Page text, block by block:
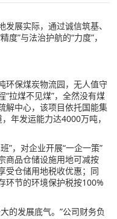
展实际，通过诚信筑基、
”与法治护航的“力度”，
环保煤炭物流园，无人值守
拉煤不见煤”，全然没有煤
解中心，该项目依托国能集
年发运能力达4000万吨，
”，对企业开展“一企一策”
商品仓储设施用地可减按
受仓储用地税收优惠；同
环节的环境保护税按100%
的发展底气。”公司财务负